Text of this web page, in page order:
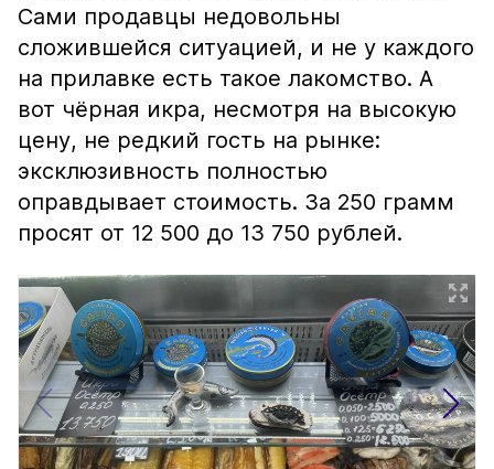
Сами продавцы недовольны
сложившейся ситуацией, и не у каждого
на прилавке есть такое лакомство. А
вот чёрная икра, несмотря на высокую
цену, не редкий гость на рынке:
эксклюзивность полностью
оправдывает стоимость. За 250 грамм
просят от 12 500 до 13 750 рублей.